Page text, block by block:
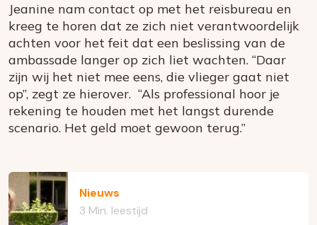
Jeanine nam contact op met het reisbureau en
kreeg te horen dat ze zich niet verantwoordelijk
achten voor het feit dat een beslissing van de
ambassade langer op zich liet wachten. “Daar
zijn wij het niet mee eens, die vlieger gaat niet
op”, zegt ze hierover. “Als professional hoor je
rekening te houden met het langst durende
scenario. Het geld moet gewoon terug.”
Nieuws
3 Min. leestijd